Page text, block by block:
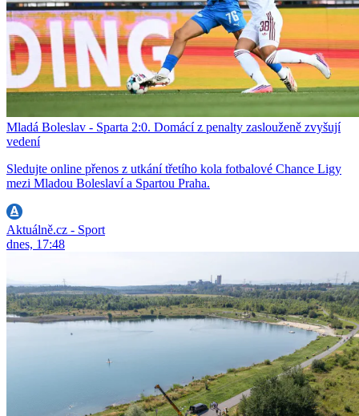
Mladá Boleslav - Sparta 2:0. Domácí z penalty zaslouženě zvyšují
vedení
Sledujte online přenos z utkání třetího kola fotbalové Chance Ligy
mezi Mladou Boleslaví a Spartou Praha.
Aktuálně.cz - Sport
dnes, 17:48